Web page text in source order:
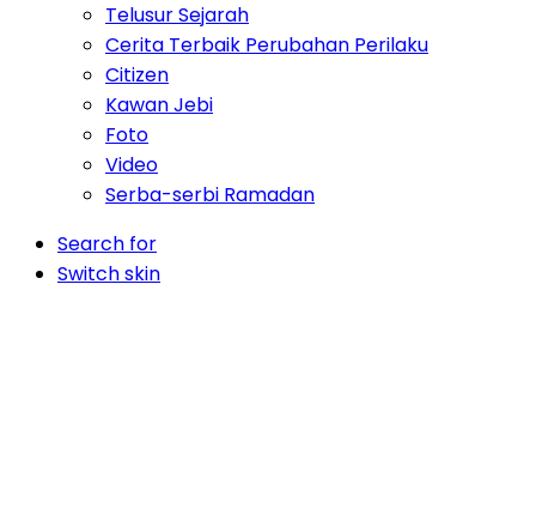
Telusur Sejarah
Cerita Terbaik Perubahan Perilaku
Citizen
Kawan Jebi
Foto
Video
Serba-serbi Ramadan
Search for
Switch skin